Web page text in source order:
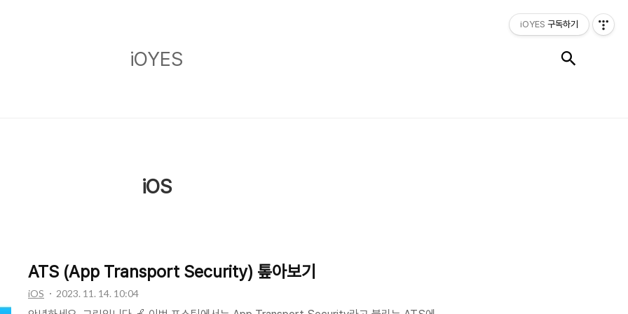
iOYES
iOS
ATS (App Transport Security) 톺아보기
iOS 2023. 11. 14. 10:04
iOYES 구독하기